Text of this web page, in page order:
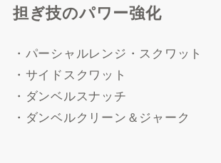
担ぎ技のパワー強化
・パーシャルレンジ・スクワット
・サイドスクワット
・ダンベルスナッチ
・ダンベルクリーン＆ジャーク